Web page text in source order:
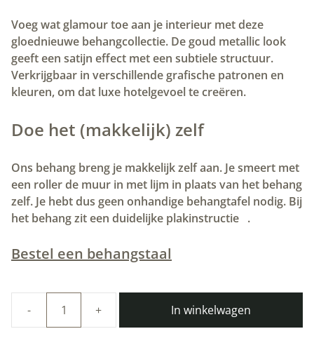
Voeg wat glamour toe aan je interieur met deze
gloednieuwe behangcollectie. De goud metallic look
geeft een satijn effect met een subtiele structuur.
Verkrijgbaar in verschillende grafische patronen en
kleuren, om dat luxe hotelgevoel te creëren.
Doe het (makkelijk) zelf
Ons behang breng je makkelijk zelf aan. Je smeert met
een roller de muur in met lijm in plaats van het behang
zelf. Je hebt dus geen onhandige behangtafel nodig. Bij
het behang zit een duidelijke plakinstructie .
Bestel een behangstaal
In winkelwagen